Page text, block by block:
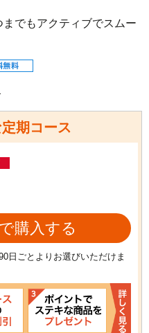
までもアクティブでスムー
期コース
購入する
日ごとよりお選びいただけま